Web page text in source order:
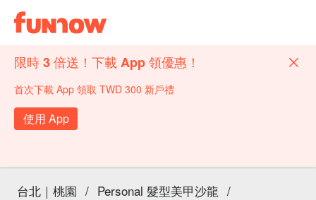
限時 3 倍送！下載 App 領優惠！
首次下載 App 領取 TWD 300 新戶禮
使用 App
台北｜桃園 / Personal 髮型美甲沙龍 /